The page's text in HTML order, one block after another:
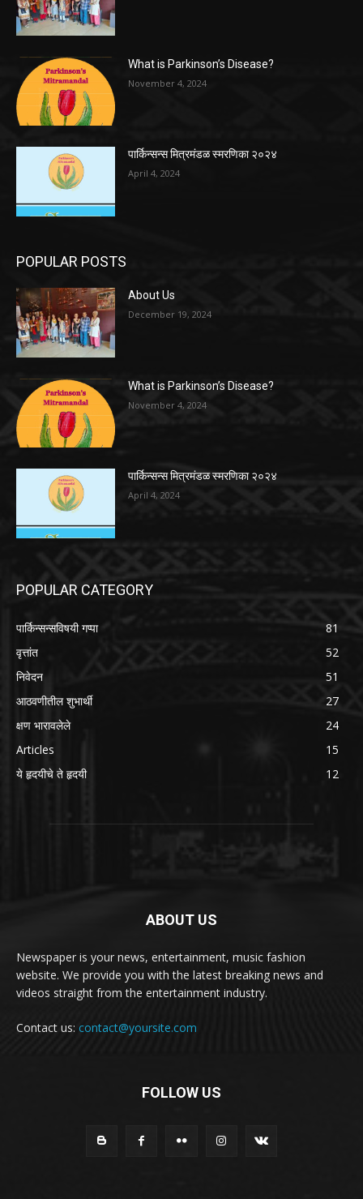
What is Parkinson’s Disease?
November 4, 2024
पार्किन्सन्स मित्रमंडळ स्मरणिका २०२४
April 4, 2024
POPULAR POSTS
About Us
December 19, 2024
What is Parkinson’s Disease?
November 4, 2024
पार्किन्सन्स मित्रमंडळ स्मरणिका २०२४
April 4, 2024
POPULAR CATEGORY
पार्किन्सन्सविषयी गप्पा
81
वृत्तांत
52
निवेदन
51
आठवणीतील शुभार्थी
27
क्षण भारावलेले
24
Articles
15
ये हृदयीचे ते हृदयी
12
ABOUT US
Newspaper is your news, entertainment, music fashion
website. We provide you with the latest breaking news and
videos straight from the entertainment industry.
Contact us: contact@yoursite.com
FOLLOW US